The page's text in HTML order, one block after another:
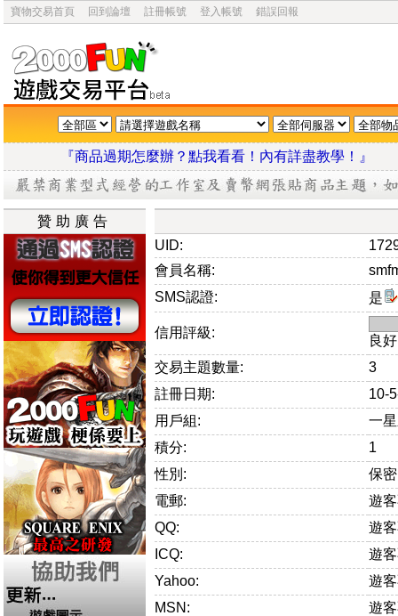
寶物交易首頁 回到論壇 註冊帳號 登入帳號 錯誤回報
『商品過期怎麼辦？點我看看！內有詳盡教學
贊助廣告
UID:
會員名稱:
SMS認證:
是
信用評級:
良
交易主題數量:
3
註冊日期:
10-
用戶組:
一
積分:
1
性別:
保密
電郵:
遊
QQ:
遊
ICQ:
遊
Yahoo:
遊
MSN:
遊